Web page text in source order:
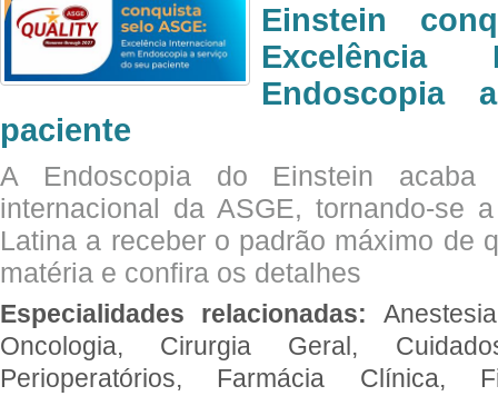
Einstein
Excelência
Endoscopia
paciente
A Endoscopia do Einstein
internacional da ASGE, tornando-se
Latina a receber o padrão máximo de
matéria e confira os detalhes
Especialidades relacionadas:
Oncologia, Cirurgia Geral,
Perioperatórios, Farmácia Clínica,